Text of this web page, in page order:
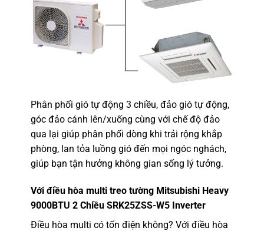
Phân phối gió tự động 3 chiều, đảo gió tự động,
góc đảo cánh lên/xuống cùng với chế độ đảo
qua lại giúp phân phối dòng khi trải rộng khắp
phòng, lan tỏa luồng gió đến mọi ngóc nghách,
giúp bạn tận hưởng không gian sống lý tưởng.
Với điều hòa multi treo tường Mitsubishi Heavy
9000BTU 2 Chiều SRK25ZSS-W5 Inverter
Điều hòa multi có tốn điện không? Với điều hòa